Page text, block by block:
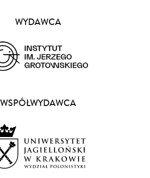
WYDAWCA
WSPÓŁWYDAWCA